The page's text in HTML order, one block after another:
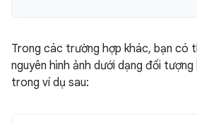
Trong các trường hợp khác, bạn có
nguyên hình ảnh dưới dạng đối tượng
trong ví dụ sau: